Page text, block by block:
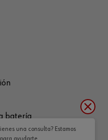
batería
una consulta? Estamos